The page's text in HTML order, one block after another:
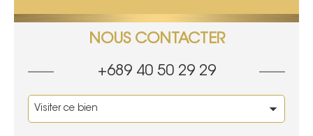
NOUS CONTACTER
+689 40 50 29 29